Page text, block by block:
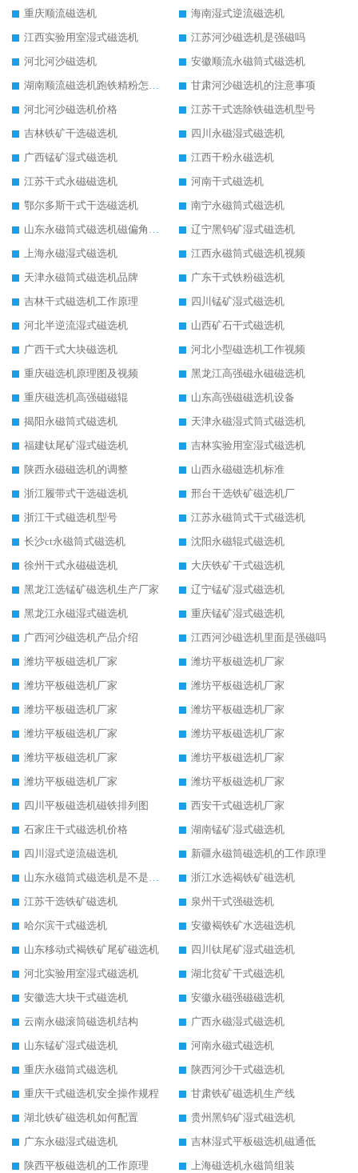
重庆顺流磁选机
海南湿式逆流磁选机
江西实验用室湿式磁选机
江苏河沙磁选机是强磁吗
河北河沙磁选机
安徽顺流永磁筒式磁选机
湖南顺流磁选机跑铁精粉怎么处理
甘肃河沙磁选机的注意事项
河北河沙磁选机价格
江苏干式选除铁磁选机型号
吉林铁矿干选磁选机
四川永磁湿式磁选机
广西锰矿湿式磁选机
江西干粉永磁选机
江苏干式永磁磁选机
河南干式磁选机
鄂尔多斯干式干选磁选机
南宁永磁筒式磁选机
山东永磁筒式磁选机磁偏角怎么调整
辽宁黑钨矿湿式磁选机
上海永磁湿式磁选机
江西永磁筒式磁选机视频
天津永磁筒式磁选机品牌
广东干式铁粉磁选机
吉林干式磁选机工作原理
四川锰矿湿式磁选机
河北半逆流湿式磁选机
山西矿石干式磁选机
广西干式大块磁选机
河北小型磁选机工作视频
重庆磁选机原理图及视频
黑龙江高强磁永磁磁选机
重庆磁选机高强磁磁辊
山东高强磁磁选机设备
揭阳永磁筒式磁选机
天津永磁湿式筒式磁选机
福建钛尾矿湿式磁选机
吉林实验用室湿式磁选机
陕西永磁磁选机的调整
山西永磁磁选机标准
浙江履带式干选磁选机
邢台干选铁矿磁选机厂
浙江干式磁选机型号
江苏永磁筒式干式磁选机
长沙ct永磁筒式磁选机
沈阳永磁辊式磁选机
徐州干式永磁磁选机
大庆铁矿干式磁选机
黑龙江选锰矿磁选机生产厂家
辽宁锰矿湿式磁选机
黑龙江永磁湿式磁选机
重庆锰矿湿式磁选机
广西河沙磁选机产品介绍
江西河沙磁选机里面是强磁吗
潍坊平板磁选机厂家
潍坊平板磁选机厂家
潍坊平板磁选机厂家
潍坊平板磁选机厂家
潍坊平板磁选机厂家
潍坊平板磁选机厂家
潍坊平板磁选机厂家
潍坊平板磁选机厂家
潍坊平板磁选机厂家
潍坊平板磁选机厂家
潍坊平板磁选机厂家
潍坊平板磁选机厂家
四川平板磁选机磁铁排列图
西安干式磁选机厂家
石家庄干式磁选机价格
湖南锰矿湿式磁选机
四川湿式逆流磁选机
新疆永磁筒磁选机的工作原理
山东永磁筒式磁选机是不是强磁
浙江水选褐铁矿磁选机
江苏干选铁矿磁选机
泉州干式强磁选机
哈尔滨干式磁选机
安徽褐铁矿水选磁选机
山东移动式褐铁矿尾矿磁选机
四川钛尾矿湿式磁选机
河北实验用室湿式磁选机
湖北贫矿干式磁选机
安徽选大块干式磁选机
安徽永磁强磁磁选机
云南永磁滚筒磁选机结构
广西永磁湿式磁选机
山东锰矿湿式磁选机
河南永磁式磁选机
重庆永磁筒式磁选机
陕西河沙干式磁选机
重庆干式磁选机安全操作规程
甘肃铁矿磁选机生产线
湖北铁矿磁选机如何配置
贵州黑钨矿湿式磁选机
广东永磁湿式磁选机
吉林湿式平板磁选机磁通低
陕西平板磁选机的工作原理
上海磁选机永磁筒组装